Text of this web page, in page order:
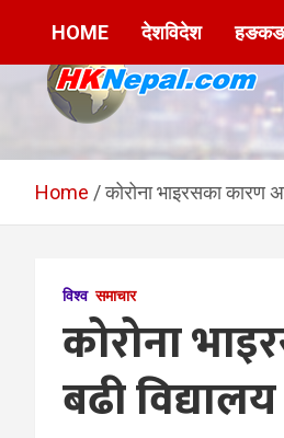
हङकङबाट
नेपाली
hknepal, hknepal.com, hk nepal, hk
HOME देशविदेश हङकङ
Home कोरोना भाइरसका कारण
विश्व समाचार
कोरोना
बढी